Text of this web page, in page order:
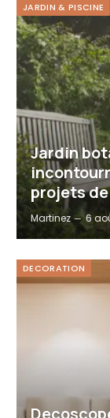
JARDIN & PISCINE
Jardin
projets
Martinez 6
DECORATION